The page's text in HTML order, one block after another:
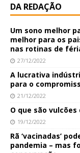
DA REDAÇÃO
Um sono melhor
melhor para os
nas rotinas de
27/12/2022
A lucrativa
para o
21/12/2022
O que são vulcões
19/12/2022
Rã ‘vacinadas’
pandemia – mas